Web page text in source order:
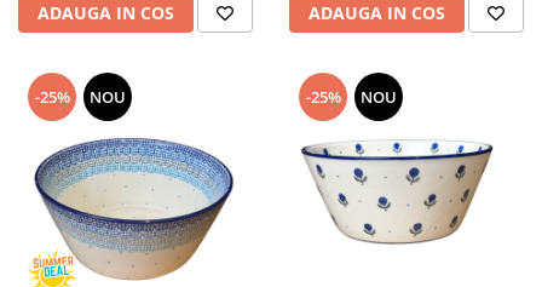
ADAUGA IN COS ADAUGA IN COS
-25% NOU -25% NOU